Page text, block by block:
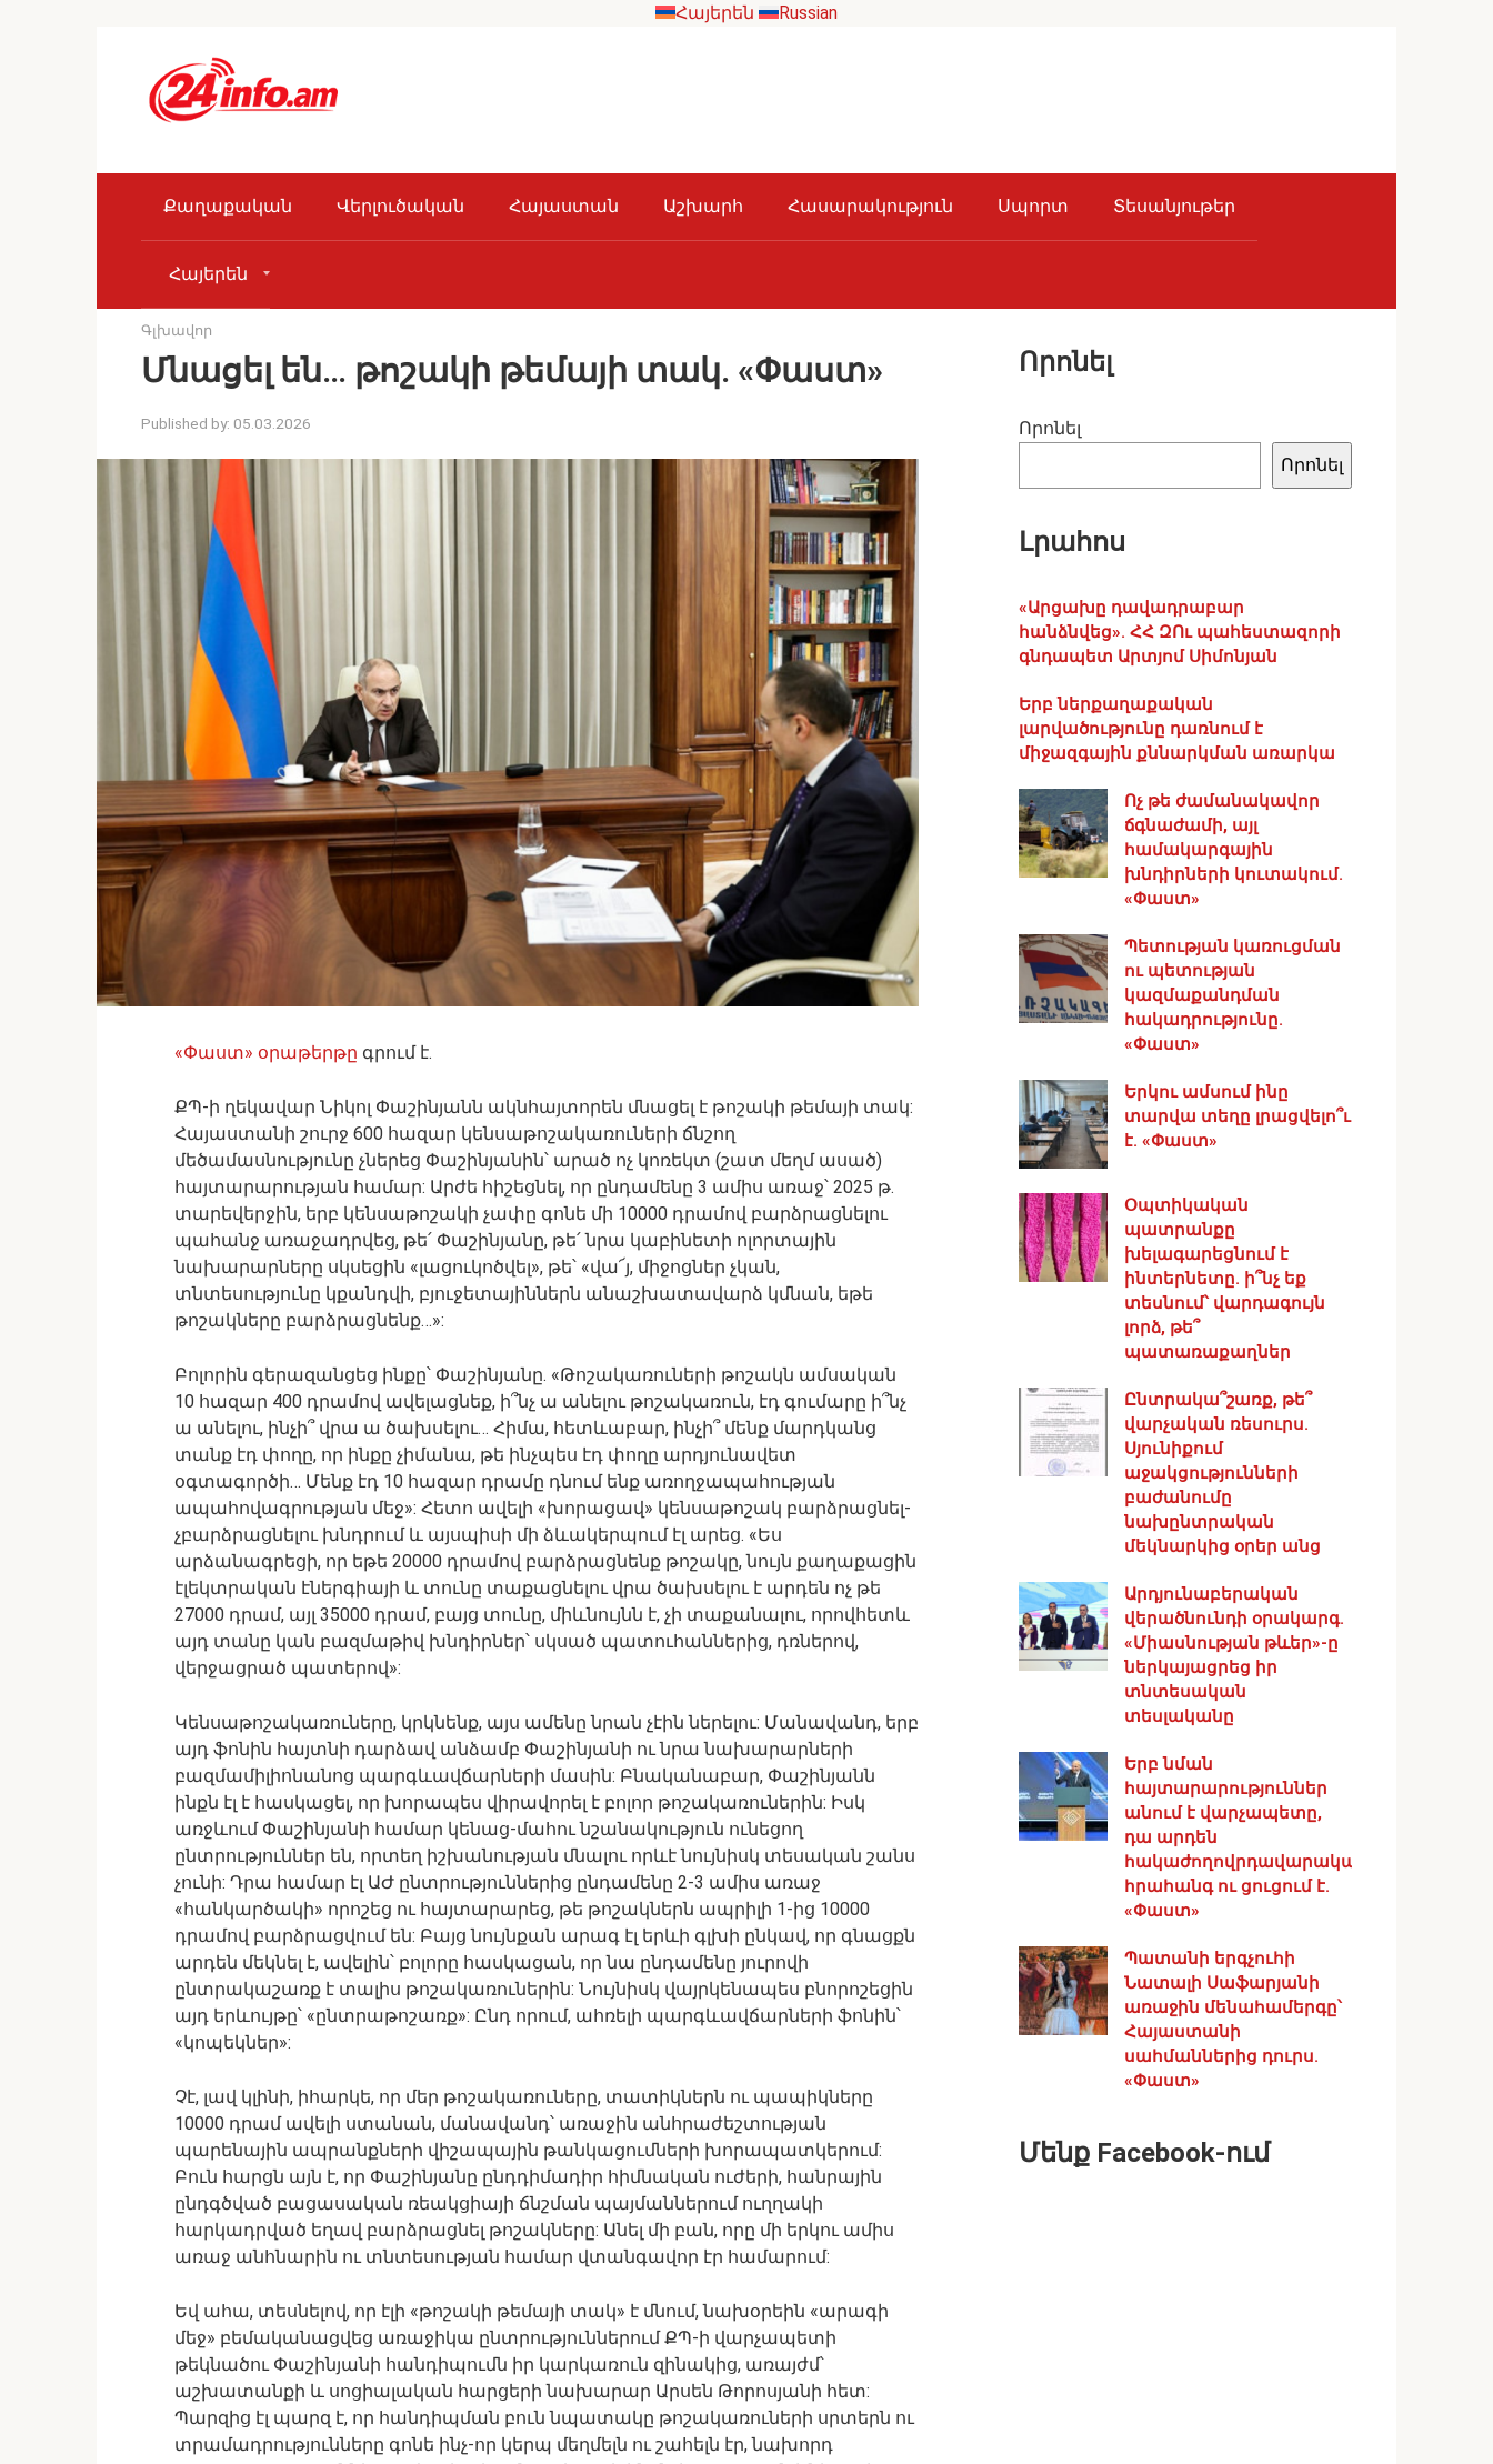
Հայերեն Russian
Քաղաքական Վերլուծական Հայաստան Աշխարհ Հասարակություն Սպորտ Տեսանյութեր
Հայերեն
Գլխավոր
Մնացել են… թոշակի թեմայի տակ. «Փաստ»
Published by: 05.03.2026
«Փաստ» օրաթերթը գրում է.
ՔՊ-ի ղեկավար Նիկոլ Փաշինյանն ակնհայտորեն մնացել է թոշակի թեմայի տակ:
Հայաստանի շուրջ 600 հազար կենսաթոշակառուների ճնշող
մեծամասնությունը չներեց Փաշինյանին՝ արած ոչ կոռեկտ (շատ մեղմ ասած)
հայտարարության համար: Արժե հիշեցնել, որ ընդամենը 3 ամիս առաջ՝ 2025 թ.
տարեվերջին, երբ կենսաթոշակի չափը գոնե մի 10000 դրամով բարձրացնելու
պահանջ առաջադրվեց, թե՛ Փաշինյանը, թե՛ նրա կաբինետի ոլորտային
նախարարները սկսեցին «լացուկոծվել», թե՝ «վա՜յ, միջոցներ չկան,
տնտեսությունը կքանդվի, բյուջետայիններն անաշխատավարձ կմնան, եթե
թոշակները բարձրացնենք…»:
Բոլորին գերազանցեց ինքը՝ Փաշինյանը. «Թոշակառուների թոշակն ամսական
10 հազար 400 դրամով ավելացնեք, ի՞նչ ա անելու թոշակառուն, էդ գումարը ի՞նչ
ա անելու, ինչի՞ վրա ա ծախսելու… Հիմա, հետևաբար, ինչի՞ մենք մարդկանց
տանք էդ փողը, որ ինքը չիմանա, թե ինչպես էդ փողը արդյունավետ
օգտագործի… Մենք էդ 10 հազար դրամը դնում ենք առողջապահության
ապահովագրության մեջ»: Հետո ավելի «խորացավ» կենսաթոշակ բարձրացնել-
չբարձրացնելու խնդրում և այսպիսի մի ձևակերպում էլ արեց. «Ես
արձանագրեցի, որ եթե 20000 դրամով բարձրացնենք թոշակը, նույն քաղաքացին
էլեկտրական էներգիայի և տունը տաքացնելու վրա ծախսելու է արդեն ոչ թե
27000 դրամ, այլ 35000 դրամ, բայց տունը, միևնույնն է, չի տաքանալու, որովհետև
այդ տանը կան բազմաթիվ խնդիրներ՝ սկսած պատուհաններից, դռներով,
վերջացրած պատերով»:
Կենսաթոշակառուները, կրկնենք, այս ամենը նրան չէին ներելու: Մանավանդ, երբ
այդ ֆոնին հայտնի դարձավ անձամբ Փաշինյանի ու նրա նախարարների
բազմամիլիոնանոց պարգևավճարների մասին: Բնականաբար, Փաշինյանն
ինքն էլ է հասկացել, որ խորապես վիրավորել է բոլոր թոշակառուներին: Իսկ
առջևում Փաշինյանի համար կենաց-մահու նշանակություն ունեցող
ընտրություններ են, որտեղ իշխանության մնալու որևէ նույնիսկ տեսական շանս
չունի: Դրա համար էլ ԱԺ ընտրություններից ընդամենը 2-3 ամիս առաջ
«հանկարծակի» որոշեց ու հայտարարեց, թե թոշակներն ապրիլի 1-ից 10000
դրամով բարձրացվում են: Բայց նույնքան արագ էլ երևի գլխի ընկավ, որ գնացքն
արդեն մեկնել է, ավելին՝ բոլորը հասկացան, որ նա ընդամենը յուրովի
ընտրակաշառք է տալիս թոշակառուներին: Նույնիսկ վայրկենապես բնորոշեցին
այդ երևույթը՝ «ընտրաթոշառք»: Ընդ որում, ահռելի պարգևավճարների ֆոնին՝
«կոպեկներ»:
Չէ, լավ կլինի, իհարկե, որ մեր թոշակառուները, տատիկներն ու պապիկները
10000 դրամ ավելի ստանան, մանավանդ՝ առաջին անհրաժեշտության
պարենային ապրանքների վիշապային թանկացումների խորապատկերում:
Բուն հարցն այն է, որ Փաշինյանը ընդդիմադիր հիմնական ուժերի, հանրային
ընդգծված բացասական ռեակցիայի ճնշման պայմաններում ուղղակի
հարկադրված եղավ բարձրացնել թոշակները: Անել մի բան, որը մի երկու ամիս
առաջ անհնարին ու տնտեսության համար վտանգավոր էր համարում:
Եվ ահա, տեսնելով, որ էլի «թոշակի թեմայի տակ» է մնում, նախօրեին «արագի
մեջ» բեմականացվեց առաջիկա ընտրություններում ՔՊ-ի վարչապետի
թեկնածու Փաշինյանի հանդիպումն իր կարկառուն զինակից, առայժմ՝
աշխատանքի և սոցիալական հարցերի նախարար Արսեն Թորոսյանի հետ:
Պարզից էլ պարզ է, որ հանդիպման բուն նպատակը թոշակառուների սրտերն ու
տրամադրությունները գոնե ինչ-որ կերպ մեղմելն ու շահելն էր, նախորդ
Որոնել
Որոնել
Որոնել
Լրահոս
«Արցախը դավադրաբար
հանձնվեց». ՀՀ ԶՈւ պահեստազորի
գնդապետ Արտյոմ Սիմոնյան
Երբ ներքաղաքական
լարվածությունը դառնում է
միջազգային քննարկման առարկա
Ոչ թե ժամանակավոր
ճգնաժամի, այլ
համակարգային
խնդիրների կուտակում.
«Փաստ»
Պետության կառուցման
ու պետության
կազմաքանդման
հակադրությունը.
«Փաստ»
Երկու ամսում ինը
տարվա տեղը լրացվելո՞ւ
է. «Փաստ»
Օպտիկական
պատրանքը
խելագարեցնում է
ինտերնետը. ի՞նչ եք
տեսնում՝ վարդագույն
լորձ, թե՞
պատառաքաղներ
Ընտրակա՞շառք, թե՞
վարչական ռեսուրս․
Սյունիքում
աջակցությունների
բաժանումը
նախընտրական
մեկնարկից օրեր անց
Արդյունաբերական
վերածնունդի օրակարգ․
«Միասնության թևեր»-ը
ներկայացրեց իր
տնտեսական
տեսլականը
Երբ նման
հայտարարություններ
անում է վարչապետը,
դա արդեն
հակաժողովրդավարական
հրահանգ ու ցուցում է.
«Փաստ»
Պատանի երգչուհի
Նատալի Սաֆարյանի
առաջին մենահամերգը՝
Հայաստանի
սահմաններից դուրս.
«Փաստ»
Մենք Facebook-ում